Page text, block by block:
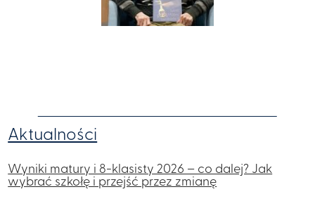
Aktualności
Wyniki matury i 8-klasisty 2026 – co dalej? Jak
wybrać szkołę i przejść przez zmianę